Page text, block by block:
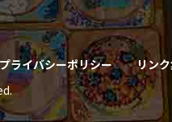
プライバシーポリシー
リン